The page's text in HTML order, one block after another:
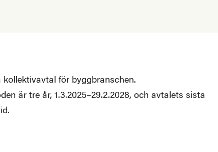
för byggbranschen.
är tre år, 1.3.2025–29.2.2028, och avtalets sista